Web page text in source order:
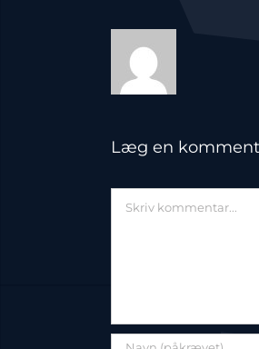
Læg en